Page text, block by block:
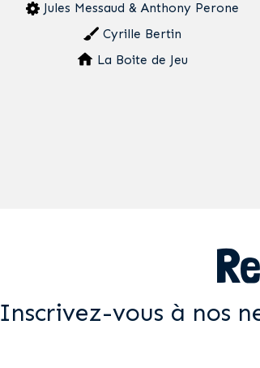
Jules Messaud & Anthony Perone
Cyrille Bertin
La Boite de Jeu
Inscrivez-vous à nos